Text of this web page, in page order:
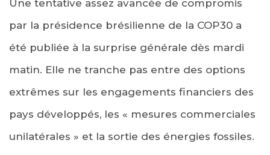
Une tentative assez avancée de compromis
par la présidence brésilienne de la COP30 a
été publiée à la surprise générale dès mardi
matin. Elle ne tranche pas entre des options
extrêmes sur les engagements financiers des
pays développés, les « mesures commerciales
unilatérales » et la sortie des énergies fossiles.